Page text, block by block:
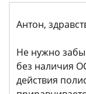
Антон,
Не нужно
без наличия
действия